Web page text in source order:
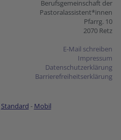
Berufsgemeinschaft der
Pastoralassistent*innen
Pfarrg. 10
2070 Retz
E-Mail schreiben
Impressum
Datenschutzerklärung
Barrierefreiheitserklärung
Standard - Mobil